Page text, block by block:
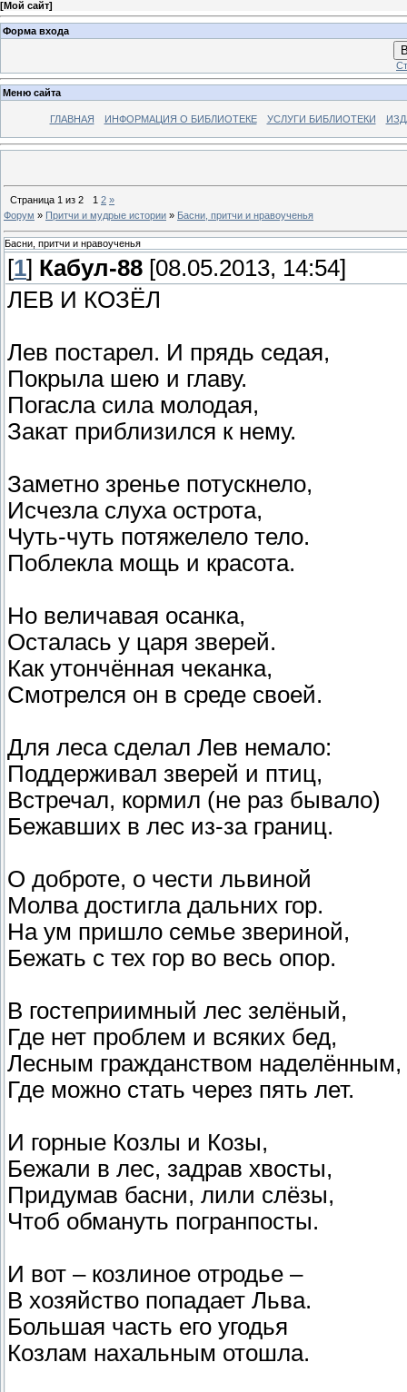
[Мой сайт]
Форма входа
Меню сайта
ГЛАВНАЯ ИНФОРМАЦИЯ О БИБЛИОТЕКЕ УСЛУГИ БИБЛИОТЕКИ
Страница 1 из 2 1 2 »
Форум » Притчи и мудрые истории » Басни, притчи и нравоученья
Басни, притчи и нравоученья
[1] Кабул-88 [08.05.2013, 14:54]
ЛЕВ И КОЗЁЛ
Лев постарел. И прядь седая,
Покрыла шею и главу.
Погасла сила молодая,
Закат приблизился к нему.
Заметно зренье потускнело,
Исчезла слуха острота,
Чуть-чуть потяжелело тело.
Поблекла мощь и красота.
Но величавая осанка,
Осталась у царя зверей.
Как утончённая чеканка,
Смотрелся он в среде своей.
Для леса сделал Лев немало:
Поддерживал зверей и птиц,
Встречал, кормил (не раз бывало)
Бежавших в лес из-за границ.
О доброте, о чести львиной
Молва достигла дальних гор.
На ум пришло семье звериной,
Бежать с тех гор во весь опор.
В гостеприимный лес зелёный,
Где нет проблем и всяких бед,
Лесным гражданством наделённым,
Где можно стать через пять лет.
И горные Козлы и Козы,
Бежали в лес, задрав хвосты,
Придумав басни, лили слёзы,
Чтоб обмануть погранпосты.
И вот – козлиное отродье –
В хозяйство попадает Льва.
Большая часть его угодья
Козлам нахальным отошла.